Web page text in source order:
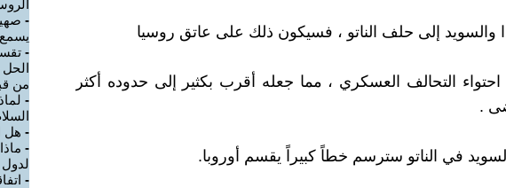
والسويد إلى حلف الناتو ، فسيكون ذلك على عاتق روسيا
التحالف العسكري ، مما جعله أقرب بكثير إلى حدوده أكثر
.
في الناتو سترسم خطاً كبيراً يقسم أوروبا.
-
يسمع
-
الحل
من
-
- هل
-
-